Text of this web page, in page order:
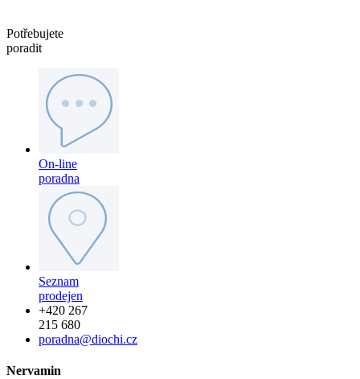
Potřebujete
poradit
On-line
poradna
Seznam
prodejen
+420 267
215 680
poradna@diochi.cz
Nervamin